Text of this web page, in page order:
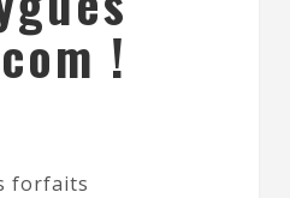
!
forfaits